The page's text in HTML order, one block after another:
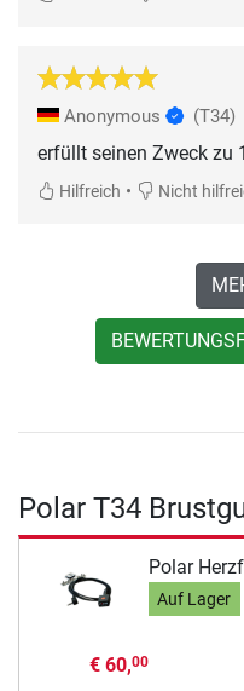
Anonymous (T34)
erfüllt seinen Zweck zu
Hilfreich • Nicht
Polar T34
Polar
Auf Lager
€ 60,00